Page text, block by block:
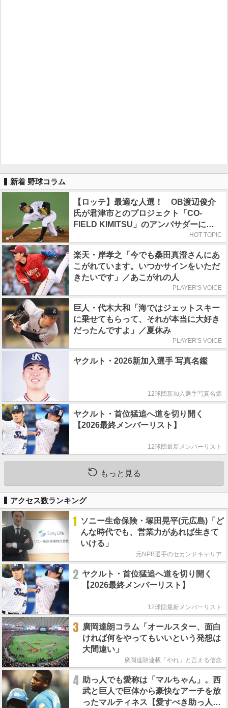
新着 野球コラム
【ロッテ】最適な人選！ OB渡辺俊介
氏が君津市とのプロジェクト「CO-
FIELD KIMITSU」のアンバサダーに就
HOT TOPIC
楽天・岸孝之「今でも桑田真澄さんにあ
こがれています。いつかサインをいただ
きたいです」／あこがれの人
PLAYER'S VOICE
巨人・代木大和「海ではジェットスキー
に乗せてもらって、それが本当に大好き
だったんですよ」／夏休み
PLAYER'S VOICE
ヤクルト・2026新加入選手 写真名鑑
12球団新加入選手写真名鑑
ヤクルト・首位猛追へ道を切り開く
【2026最終メンバーリスト】
12球団最新メンバーリスト
もっと見る
アクセス数ランキング
1 ソニー生命保険・塚田晃平(元広島)「ど
んな時代でも、営業力があれば生きて
いける」
元NPB選手のセカンドキャリア
2 ヤクルト・首位猛追へ道を切り開く
【2026最終メンバーリスト】
12球団最新メンバーリスト
3 廣岡達朗コラム「オールスター、面白
ければ何をやってもいいという発想は
大間違い」
廣岡達朗連載「やれ」と言える信念
4 助っ人でも愛称は「マルちゃん」。西
武と巨人で巨体から豪快なアーチを放
ったマルティネス【愛すべき助っ人た